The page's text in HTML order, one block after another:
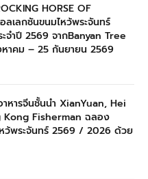
HORSE OF
อลเลกชันขนมไหว้พระจันทร์
จำปี 2569 จากBanyan Tree
าคม – 25 กันยายน 2569
หารจีนชั้นนำ XianYuan, Hei
Kong Fisherman ฉลอง
ว้พระจันทร์ 2569 / 2026 ด้วย